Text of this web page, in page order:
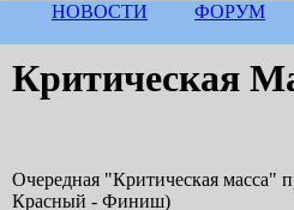
НОВОСТИ ФОРУМ
Критическая
Очередная "Критическая масса"
Красный - Финиш)